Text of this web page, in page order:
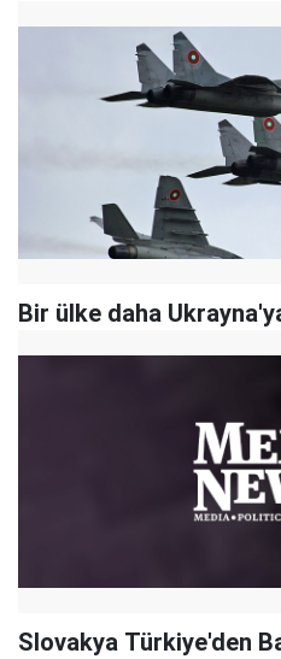
Bir ülke daha
Slovakya Türkiye'den